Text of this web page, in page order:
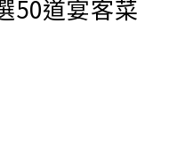
50道宴客菜